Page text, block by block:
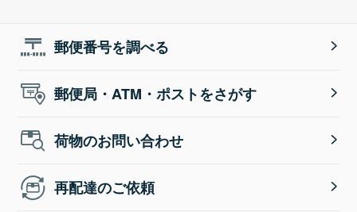
郵便番号を調べる
郵便局・ATM・ポストをさがす
荷物のお問い合わせ
再配達のご依頼